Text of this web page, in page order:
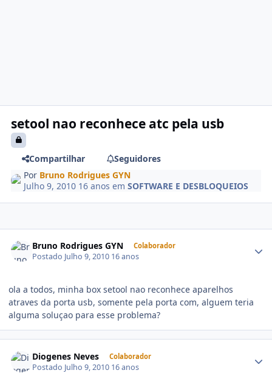
setool nao reconhece atc pela usb
Compartilhar
Seguidores
Por Bruno Rodrigues GYN
Julho 9, 2010 16 anos emSOFTWARE E DESBLOQUEIOS
Bruno Rodrigues GYN Colaborador
Postado Julho 9, 2010 16 anos
ola a todos, minha box setool nao reconhece aparelhos
atraves da porta usb, somente pela porta com, alguem teria
alguma soluçao para esse problema?
Diogenes Neves Colaborador
Postado Julho 9, 2010 16 anos